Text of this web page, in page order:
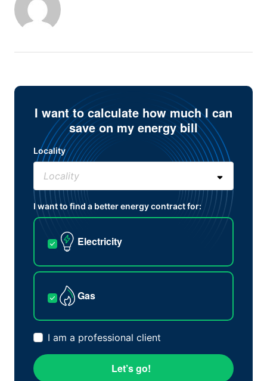
I want to calculate how much I can
save on my energy bill
Locality
I want to find a better energy contract for:
Electricity
Gas
I am a professional client
Let’s go!